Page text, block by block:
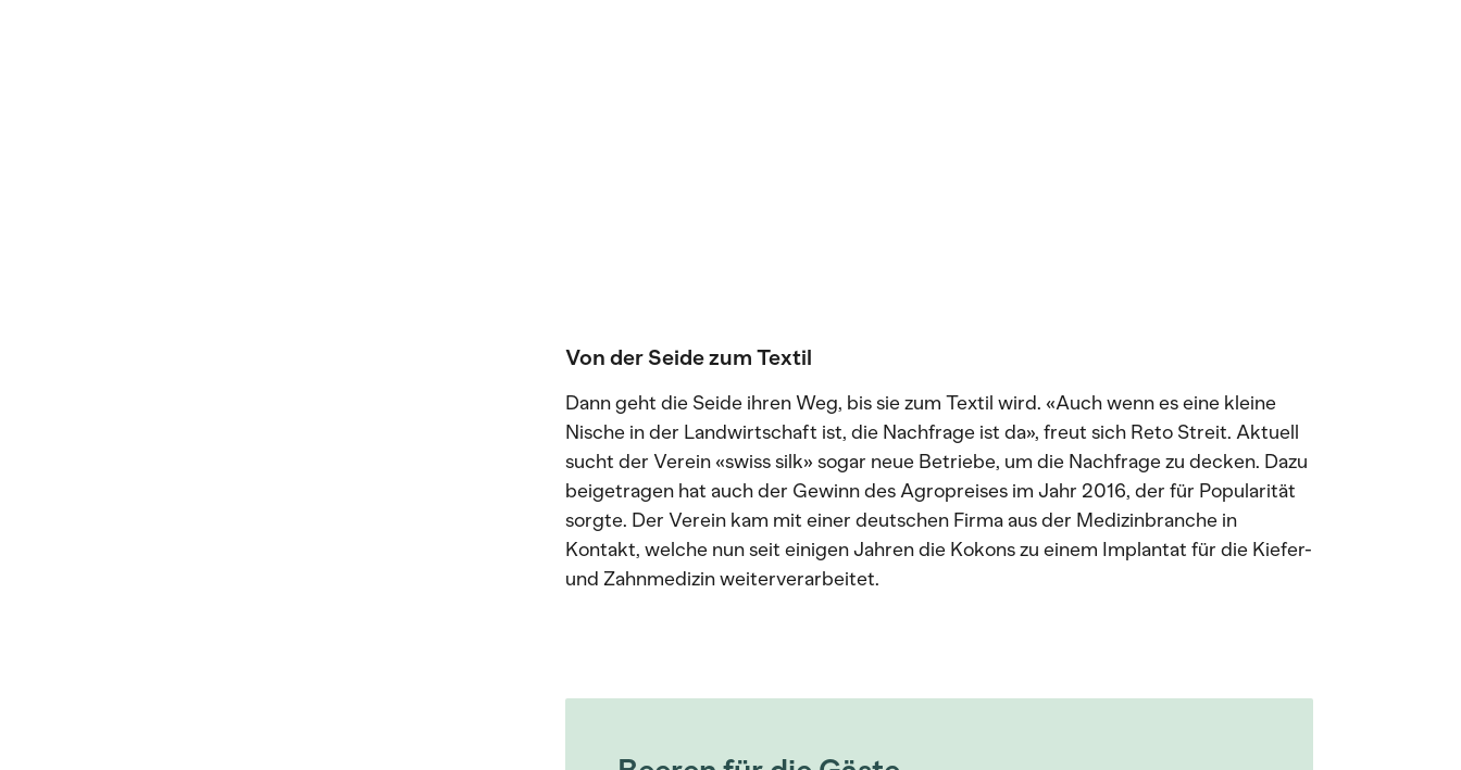
Von der Seide zum Textil
Dann geht die Seide ihren Weg, bis sie zum Textil wird. «Auch wenn es eine kleine
Nische in der Landwirtschaft ist, die Nachfrage ist da», freut sich Reto Streit. Aktuell
sucht der Verein «swiss silk» sogar neue Betriebe, um die Nachfrage zu decken. Dazu
beigetragen hat auch der Gewinn des Agropreises im Jahr 2016, der für Popularität
sorgte. Der Verein kam mit einer deutschen Firma aus der Medizinbranche in
Kontakt, welche nun seit einigen Jahren die Kokons zu einem Implantat für die Kiefer-
und Zahnmedizin weiterverarbeitet.